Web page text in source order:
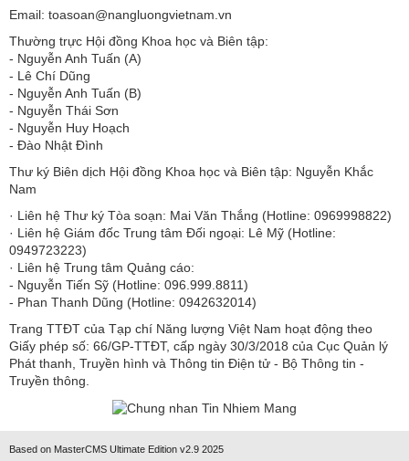
Email: toasoan@nangluongvietnam.vn
Thường trực Hội đồng Khoa học và Biên tập:
​​​​​​- Nguyễn Anh Tuấn (A)
- Lê Chí Dũng
- Nguyễn Anh Tuấn (B)
- Nguyễn Thái Sơn
- Nguyễn Huy Hoạch
- Đào Nhật Đình
Thư ký Biên dịch Hội đồng Khoa học và Biên tập: Nguyễn Khắc
Nam
· Liên hệ Thư ký Tòa soạn: Mai Văn Thắng (Hotline: 0969998822)
· Liên hệ Giám đốc Trung tâm Đối ngoại: Lê Mỹ (Hotline:
0949723223)
· Liên hệ Trung tâm Quảng cáo:
- Nguyễn Tiến Sỹ (Hotline: 096.999.8811)
- Phan Thanh Dũng (Hotline: 0942632014)
Trang TTĐT của Tạp chí Năng lượng Việt Nam hoạt động theo
Giấy phép số: 66/GP-TTĐT, cấp ngày 30/3/2018 của Cục Quản lý
Phát thanh, Truyền hình và Thông tin Điện tử - Bộ Thông tin -
Truyền thông.
Based on MasterCMS Ultimate Edition v2.9 2025